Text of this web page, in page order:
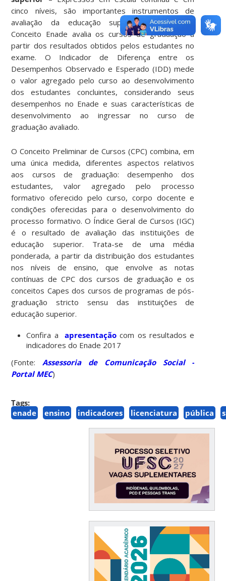
cinco níveis, são importantes instrumentos de
avaliação da educação superior brasileira. O
Conceito Enade avalia os cursos de graduação a
partir dos resultados obtidos pelos estudantes no
exame. O Indicador de Diferença entre os
Desempenhos Observado e Esperado (IDD) mede
o valor agregado pelo curso ao desenvolvimento
dos estudantes concluintes, considerando seus
desempenhos no Enade e suas características de
desenvolvimento ao ingressar no curso de
graduação avaliado.
O Conceito Preliminar de Cursos (CPC) combina, em
uma única medida, diferentes aspectos relativos
aos cursos de graduação: desempenho dos
estudantes, valor agregado pelo processo
formativo oferecido pelo curso, corpo docente e
condições oferecidas para o desenvolvimento do
processo formativo. O Índice Geral de Cursos (IGC)
é o resultado de avaliação das instituições de
educação superior. Trata-se de uma média
ponderada, a partir da distribuição dos estudantes
nos níveis de ensino, que envolve as notas
contínuas de CPC dos cursos de graduação e os
conceitos Capes dos cursos de programas de pós-
graduação stricto sensu das instituições de
educação superior.
Confira aapresentação com os resultados e
indicadores do Enade 2017
(Fonte:Assessoria de Comunicação Social -
Portal MEC)
Tags:
enade
ensino indicadores licenciatura pública